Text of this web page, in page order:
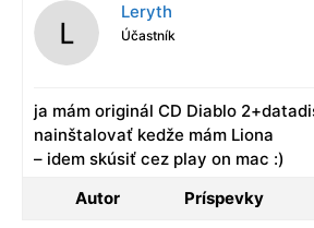
Leryth
Účastník
ja mám originál CD Diablo
nainštalovať kedže mám Liona
– idem skúsiť cez play on mac :)
Autor
Príspevky